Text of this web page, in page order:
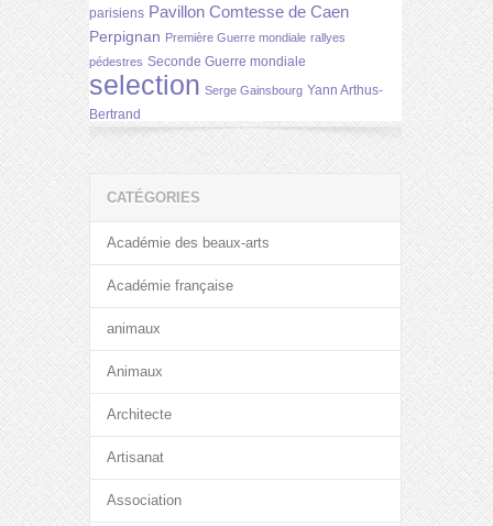
parisiens Pavillon Comtesse de Caen
Perpignan Première Guerre mondiale rallyes
pédestres Seconde Guerre mondiale
selection Serge Gainsbourg Yann Arthus-
Bertrand
CATÉGORIES
Académie des beaux-arts
Académie française
animaux
Animaux
Architecte
Artisanat
Association